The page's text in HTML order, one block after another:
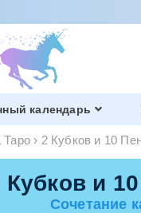
календарь
Таро › 2 Кубков и 10
Кубков и
Сочетание